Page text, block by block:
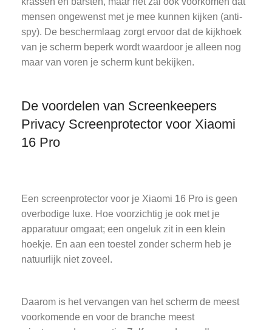
mensen ongewenst met je mee kunnen kijken (anti-
spy). De beschermlaag zorgt ervoor dat de kijkhoek
van je scherm beperk wordt waardoor je alleen nog
maar van voren je scherm kunt bekijken.
De voordelen van Screenkeepers
Privacy Screenprotector voor Xiaomi
16 Pro
Een screenprotector voor je Xiaomi 16 Pro is geen
overbodige luxe. Hoe voorzichtig je ook met je
apparatuur omgaat; een ongeluk zit in een klein
hoekje. En aan een toestel zonder scherm heb je
natuurlijk niet zoveel.
Daarom is het vervangen van het scherm de meest
voorkomende en voor de branche meest